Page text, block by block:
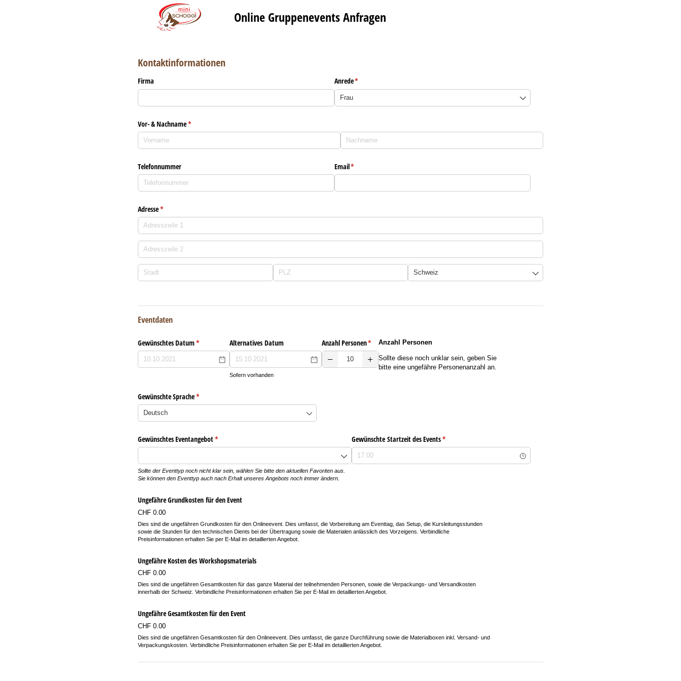
Online Gruppenevents Anfragen
Kontaktinformationen
Firma Anrede*
(erforderlich)
Vor- & Nachname*
(erforderlich)
Telefonnummer Email*
(erforderlich)
Adresse*
(erforderlich)
Eventdaten
Gewünschtes Datum*
(erforderlich)Alternatives Datum
Sofern vorhanden
Anzahl Personen*
(erforderlich)
Anzahl Personen
Sollte diese noch unklar sein, geben Sie
bitte eine ungefähre Personenanzahl an.
Gewünschte Sprache*
(erforderlich)
Gewünschtes Eventangebot*
(erforderlich)
Sollte der Eventtyp noch nicht klar sein, wählen Sie bitte den aktuellen Favoriten aus.
Sie können den Eventtyp auch nach Erhalt unseres Angebots noch immer ändern.
Gewünschte Startzeit des Events*
(erforderlich)
Ungefähre Grundkosten für den Event
CHF 0.00
Dies sind die ungefähren Grundkosten für den Onlineevent. Dies umfasst, die Vorbereitung am Eventtag, das Setup, die Kursleitungsstunden
sowie die Stunden für den technischen Dients bei der Übertragung sowie die Materialen anlässlich des Vorzeigens. Verbindliche
Preisinformationen erhalten Sie per E-Mail im detaillierten Angebot.
Ungefähre Kosten des Workshopsmaterials
CHF 0.00
Dies sind die ungefähren Gesamtkosten für das ganze Material der teilnehmenden Personen, sowie die Verpackungs- und Versandkosten
innerhalb der Schweiz. Verbindliche Preisinformationen erhalten Sie per E-Mail im detaillierten Angebot.
Ungefähre Gesamtkosten für den Event
CHF 0.00
Dies sind die ungefähren Gesamtkosten für den Onlineevent. Dies umfasst, die ganze Durchführung sowie die Materialboxen inkl. Versand- und
Verpackungskosten. Verbindliche Preisinformationen erhalten Sie per E-Mail im detaillierten Angebot.